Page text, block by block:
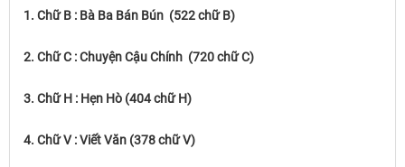
1. Chữ B : Bà Ba Bán Bún (522 chữ B)
2. Chữ C : Chuyện Cậu Chính (720 chữ C)
3. Chữ H : Hẹn Hò (404 chữ H)
4. Chữ V : Viết Văn (378 chữ V)